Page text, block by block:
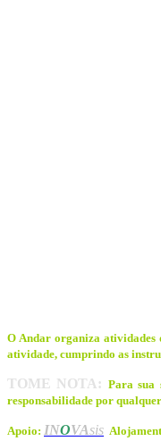
O Andar organiza atividades
atividade, cumprindo as
TOME NOTA: Para sua
responsabilidade por
Apoio: INOVAsis